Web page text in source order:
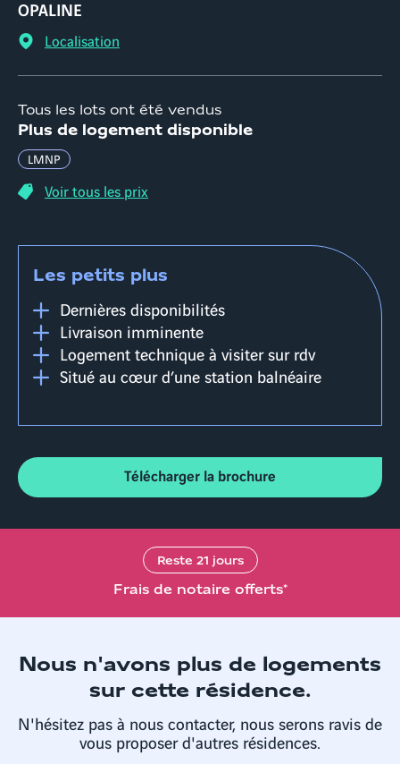
OPALINE
Localisation
Tous les lots ont été vendus
Plus de logement disponible
LMNP
Voir tous les prix
Les petits plus
Dernières disponibilités
Livraison imminente
Logement technique à visiter sur rdv
Situé au cœur d’une station balnéaire
Télécharger la brochure
Reste 21 jours
Frais de notaire offerts*
Nous n'avons plus de logements
sur cette résidence.
N'hésitez pas à nous contacter, nous serons ravis de
vous proposer d'autres résidences.